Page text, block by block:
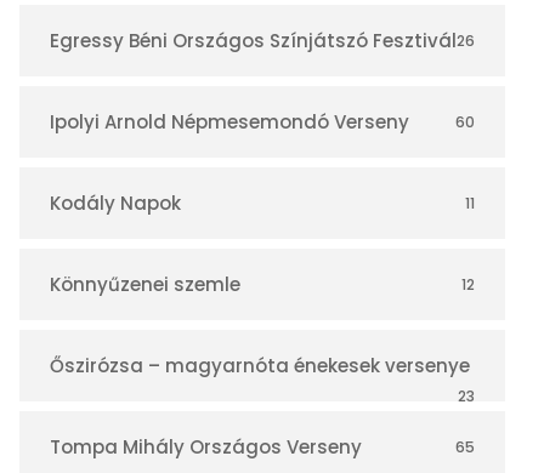
Egressy Béni Országos Színjátszó Fesztivál26
Ipolyi Arnold Népmesemondó Verseny 60
Kodály Napok 11
Könnyűzenei szemle 12
Őszirózsa – magyarnóta énekesek versenye
23
Tompa Mihály Országos Verseny 65